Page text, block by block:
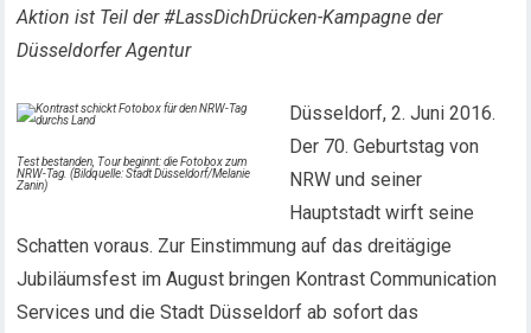
Aktion ist Teil der #LassDichDrücken-Kampagne der
Düsseldorfer Agentur
Test bestanden, Tour beginnt: die Fotobox zum
NRW-Tag. (Bildquelle: Stadt Düsseldorf/Melanie
Zanin)
Düsseldorf, 2. Juni 2016.
Der 70. Geburtstag von
NRW und seiner
Hauptstadt wirft seine
Schatten voraus. Zur Einstimmung auf das dreitägige
Jubiläumsfest im August bringen Kontrast Communication
Services und die Stadt Düsseldorf ab sofort das